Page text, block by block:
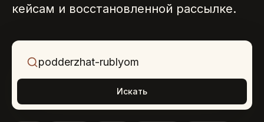
кейсам и восстановленной рассылке.
Искать